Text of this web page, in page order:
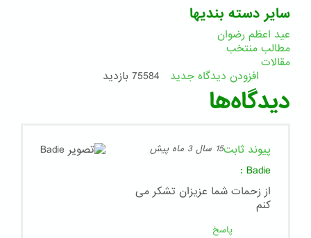
سایر دسته بندیها
عید اعظم رضوان
مطالب منتخب
مقالات
افزودن دیدگاه جدید
75584 بازدید
دیدگاه‌ها
پیوند ثابت15 سال 3 ماه پیش
Badie
:
از زحمات شما عزیزان تشکر می
کنم
پاسخ